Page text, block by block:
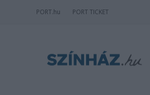
PORT.hu PORT TICKET